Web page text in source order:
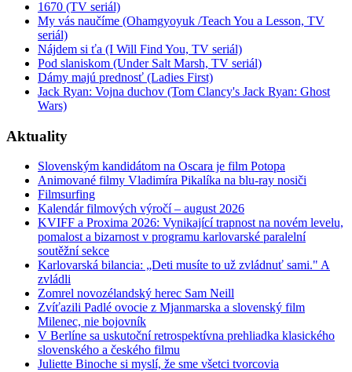
1670 (TV seriál)
My vás naučíme (Ohamgyoyuk /Teach You a Lesson, TV
seriál)
Nájdem si ťa (I Will Find You, TV seriál)
Pod slaniskom (Under Salt Marsh, TV seriál)
Dámy majú prednosť (Ladies First)
Jack Ryan: Vojna duchov (Tom Clancy's Jack Ryan: Ghost
Wars)
Aktuality
Slovenským kandidátom na Oscara je film Potopa
Animované filmy Vladimíra Pikalíka na blu-ray nosiči
Filmsurfing
Kalendár filmových výročí – august 2026
KVIFF a Proxima 2026: Vynikající trapnost na novém levelu,
pomalost a bizarnost v programu karlovarské paralelní
soutěžní sekce
Karlovarská bilancia: „Deti musíte to už zvládnuť sami." A
zvládli
Zomrel novozélandský herec Sam Neill
Zvíťazili Padlé ovocie z Mjanmarska a slovenský film
Milenec, nie bojovník
V Berlíne sa uskutoční retrospektívna prehliadka klasického
slovenského a českého filmu
Juliette Binoche si myslí, že sme všetci tvorcovia